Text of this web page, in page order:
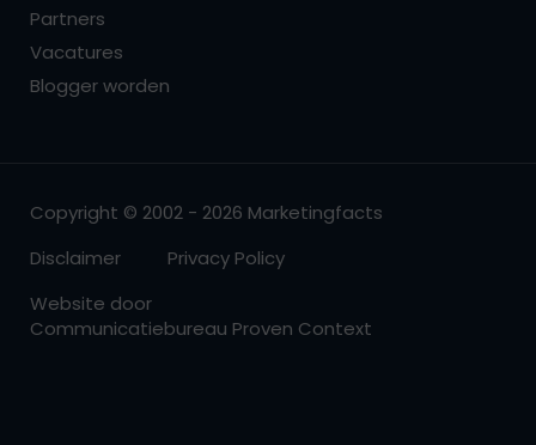
Partners
Vacatures
Blogger worden
Copyright © 2002 - 2026 Marketingfacts
Disclaimer
Privacy Policy
Website door
Communicatiebureau Proven Context